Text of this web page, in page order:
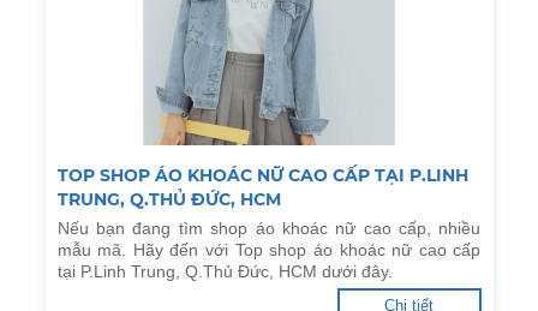
TOP SHOP ÁO KHOÁC NỮ CAO CẤP TẠI P.LINH
TRUNG, Q.THỦ ĐỨC, HCM
Nếu bạn đang tìm shop áo khoác nữ cao cấp, nhiều
mẫu mã. Hãy đến với Top shop áo khoác nữ cao cấp
tại P.Linh Trung, Q.Thủ Đức, HCM dưới đây.
Chi tiết